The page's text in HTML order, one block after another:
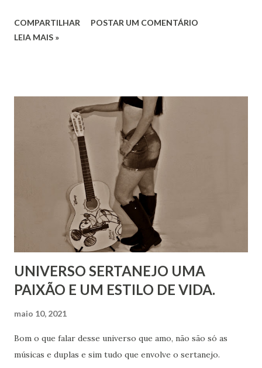
COMPARTILHAR
POSTAR UM COMENTÁRIO
LEIA MAIS »
UNIVERSO SERTANEJO UMA
PAIXÃO E UM ESTILO DE VIDA.
maio 10, 2021
Bom o que falar desse universo que amo, não são só as
músicas e duplas e sim tudo que envolve o sertanejo.